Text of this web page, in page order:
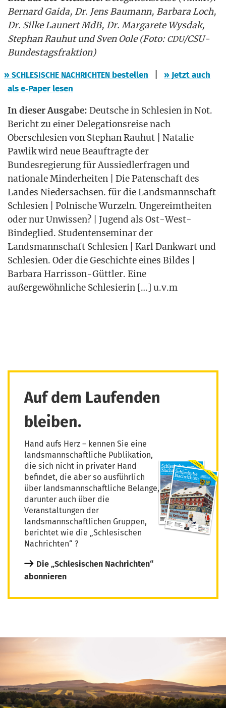
Ber­nard Gai­da, Dr. Jens Bau­mann, Bar­ba­ra Loch,
Dr. Sil­ke Lau­nert MdB, Dr. Mar­ga­re­te Wys­dak,
Ste­phan Rau­hut und Sven Oole (Foto: CDU/C­SU-
Bun­des­tags­frak­ti­on)
» SCHLESISCHE NACHRICHTEN bestel­len |» Jetzt auch
als e‑Paper lesen
In die­ser Aus­ga­be: Deut­sche in Schle­si­en in Not.
Bericht zu einer Dele­ga­ti­ons­rei­se nach
Ober­schle­si­en von Ste­phan Rau­hut | Nata­lie
Paw­lik wird neue Beauf­trag­te der
Bun­des­re­gie­rung für Aus­sied­ler­fra­gen und
natio­na­le Min­der­hei­ten | Die Paten­schaft des
Lan­des Nie­der­sach­sen. für die Lands­mann­schaft
Schle­si­en | Pol­ni­sche Wur­zeln. Unge­reimt­hei­ten
oder nur Unwis­sen? | Jugend als Ost-West-
Bin­de­glied. Stu­den­ten­se­mi­nar der
Lands­mann­schaft Schle­si­en | Karl Dank­wart und
Schle­si­en. Oder die Geschich­te eines Bil­des |
Bar­ba­ra Har­ris­son-Gütt­ler. Eine
außer­ge­wöhn­li­che Schle­sie­rin […] u.v.m
Auf dem Laufenden
bleiben.
Hand aufs Herz – kennen Sie eine
landsmannschaftliche Publikation,
die sich nicht in privater Hand
befindet, die aber so ausführlich
über landsmannschaftliche Belange,
darunter auch über die
Veranstaltungen der
landsmannschaftlichen Gruppen,
berichtet wie die „Schlesischen
Nachrichten“ ?
Die „Schlesischen Nachrichten“
abonnieren